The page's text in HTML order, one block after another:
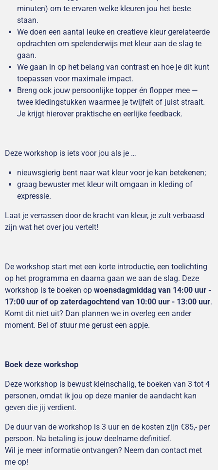
minuten) om te ervaren welke kleuren jou het beste
staan.
We doen een aantal leuke en creatieve kleur gerelateerde
opdrachten om spelenderwijs met kleur aan de slag te
gaan.
We gaan in op het belang van contrast en hoe je dit kunt
toepassen voor maximale impact.
Breng ook jouw persoonlijke topper én flopper mee —
twee kledingstukken waarmee je twijfelt of juist straalt.
Je krijgt hierover praktische en eerlijke feedback.
Deze workshop is iets voor jou als je …
nieuwsgierig bent naar wat kleur voor je kan betekenen;
graag bewuster met kleur wilt omgaan in kleding of
expressie.
Laat je verrassen door de kracht van kleur, je zult verbaasd
zijn wat het over jou vertelt!
De workshop start met een korte introductie, een toelichting
op het programma en daarna gaan we aan de slag. Deze
workshop is te boeken op woensdagmiddag van 14:00 uur -
17:00 uur of op zaterdagochtend van 10:00 uur - 13:00 uur.
Komt dit niet uit? Dan plannen we in overleg een ander
moment. Bel of stuur me gerust een appje.
Boek deze workshop
Deze workshop is bewust kleinschalig, te boeken van 3 tot 4
personen, omdat ik jou op deze manier de aandacht kan
geven die jij verdient.
De duur van de workshop is 3 uur en de kosten zijn €85,- per
persoon. Na betaling is jouw deelname definitief.
Wil je meer informatie ontvangen? Neem dan contact met
me op!